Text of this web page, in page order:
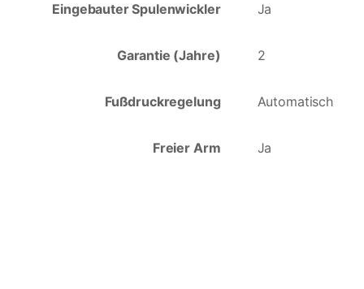
Eingebauter Spulenwickler Ja
Garantie (Jahre) 2
Fußdruckregelung Automatisch
Freier Arm Ja